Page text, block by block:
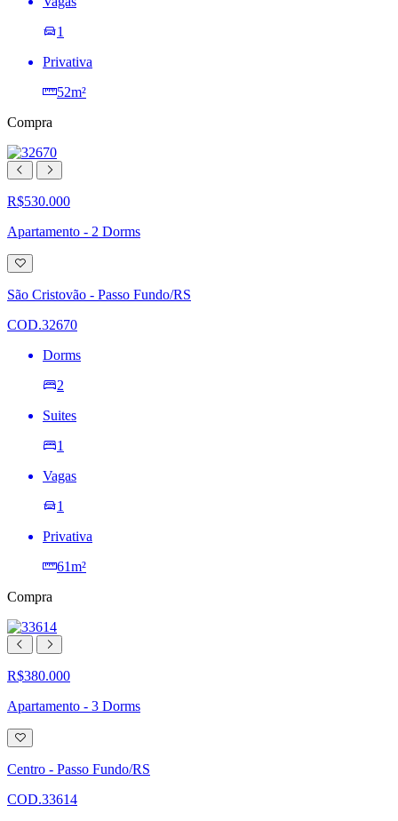
1
Privativa
52m²
Compra
R$530.000
Apartamento - 2 Dorms
Adicionar
à
lista
de
São Cristovão - Passo Fundo/RS
COD.32670
Dorms
2
Suites
1
Vagas
1
Privativa
61m²
Compra
R$380.000
Apartamento - 3 Dorms
Adicionar
à
lista
de
Centro - Passo Fundo/RS
COD.33614